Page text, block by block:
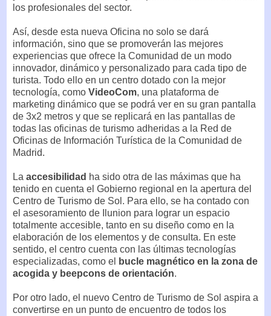
los profesionales del sector.
Así, desde esta nueva Oficina no solo se dará
información, sino que se promoverán las mejores
experiencias que ofrece la Comunidad de un modo
innovador, dinámico y personalizado para cada tipo de
turista. Todo ello en un centro dotado con la mejor
tecnología, como VideoCom, una plataforma de
marketing dinámico que se podrá ver en su gran pantalla
de 3x2 metros y que se replicará en las pantallas de
todas las oficinas de turismo adheridas a la Red de
Oficinas de Información Turística de la Comunidad de
Madrid.
La accesibilidad ha sido otra de las máximas que ha
tenido en cuenta el Gobierno regional en la apertura del
Centro de Turismo de Sol. Para ello, se ha contado con
el asesoramiento de Ilunion para lograr un espacio
totalmente accesible, tanto en su diseño como en la
elaboración de los elementos y de consulta. En este
sentido, el centro cuenta con las últimas tecnologías
especializadas, como el
bucle magnético en la zona de
acogida y beepcons de orientación.
Por otro lado, el nuevo Centro de Turismo de Sol aspira a
convertirse en un punto de encuentro de todos los